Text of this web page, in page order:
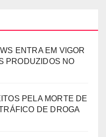
ENTRA EM VIGOR
PRODUZIDOS NO
PELA MORTE DE
DE DROGA